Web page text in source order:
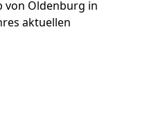
von Oldenburg in
aktuellen